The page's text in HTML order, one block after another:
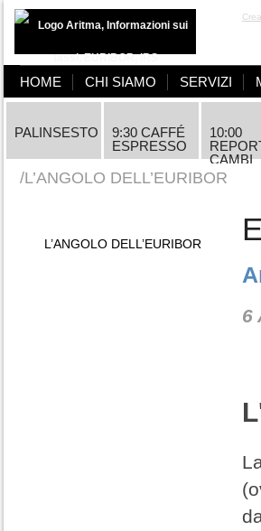
Aritma
HOME CHI SIAMO SERVIZI
PALINSESTO
9:30 CAFFÉ
ESPRESSO
10:00
CAMBI
/L’ANGOLO DELL’EURIBOR
L’ANGOLO DELL’EURIBOR
6